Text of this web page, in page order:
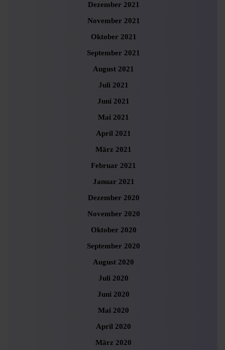
Dezember 2021
November 2021
Oktober 2021
September 2021
August 2021
Juli 2021
Juni 2021
Mai 2021
April 2021
März 2021
Februar 2021
Januar 2021
Dezember 2020
November 2020
Oktober 2020
September 2020
August 2020
Juli 2020
Juni 2020
Mai 2020
April 2020
März 2020